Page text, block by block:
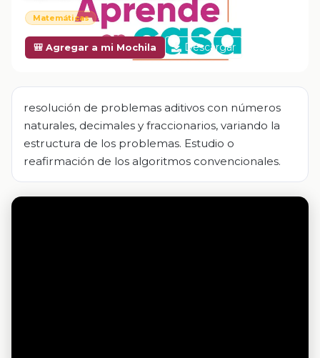
Matemáticas
🎒 Agregar a mi Mochila Descargar
resolución de problemas aditivos con números
naturales, decimales y fraccionarios, variando la
estructura de los problemas. Estudio o
reafirmación de los algoritmos convencionales.